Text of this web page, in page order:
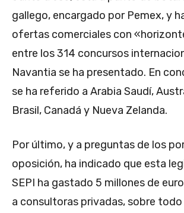
gallego, encargado por Pemex, y
ofertas comerciales con
entre los 314 concursos
Navantia se ha presentado. En
se ha referido a Arabia Saudí,
Brasil, Canadá y Nueva Zelanda.
Por último, y a preguntas de los
oposición, ha indicado que esta
SEPI ha gastado 5 millones de
a consultoras privadas, sobre todo